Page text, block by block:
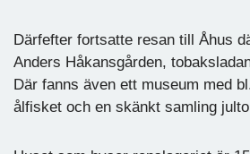
Därfefter fortsatte resan till Åhus
Anders Håkansgården,
Där fanns även ett museum med
ålfisket och en skänkt samling